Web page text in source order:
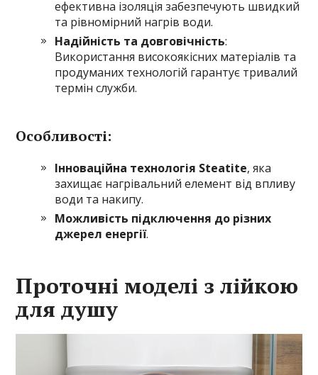
ефективна ізоляція забезпечують швидкий
та рівномірний нагрів води.
Надійність та довговічність:
Використання високоякісних матеріалів та
продуманих технологій гарантує тривалий
термін служби.
Особливості:
Інноваційна технологія Steatite, яка
захищає нагрівальний елемент від впливу
води та накипу.
Можливість підключення до різних
джерел енергії.
Проточні моделі з лійкою
для душу